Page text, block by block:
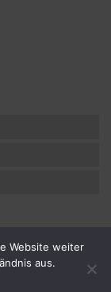
Website weiter
aus.